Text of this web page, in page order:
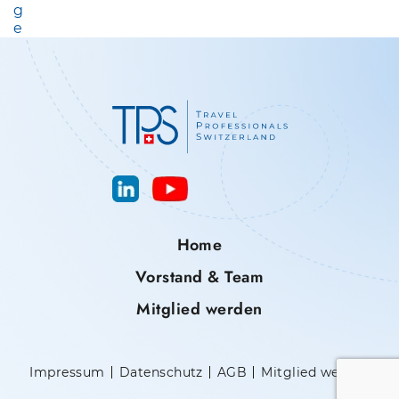
G
g
e
Home
Vorstand & Team
Mitglied werden
Impressum Datenschutz AGB Mitglied werden